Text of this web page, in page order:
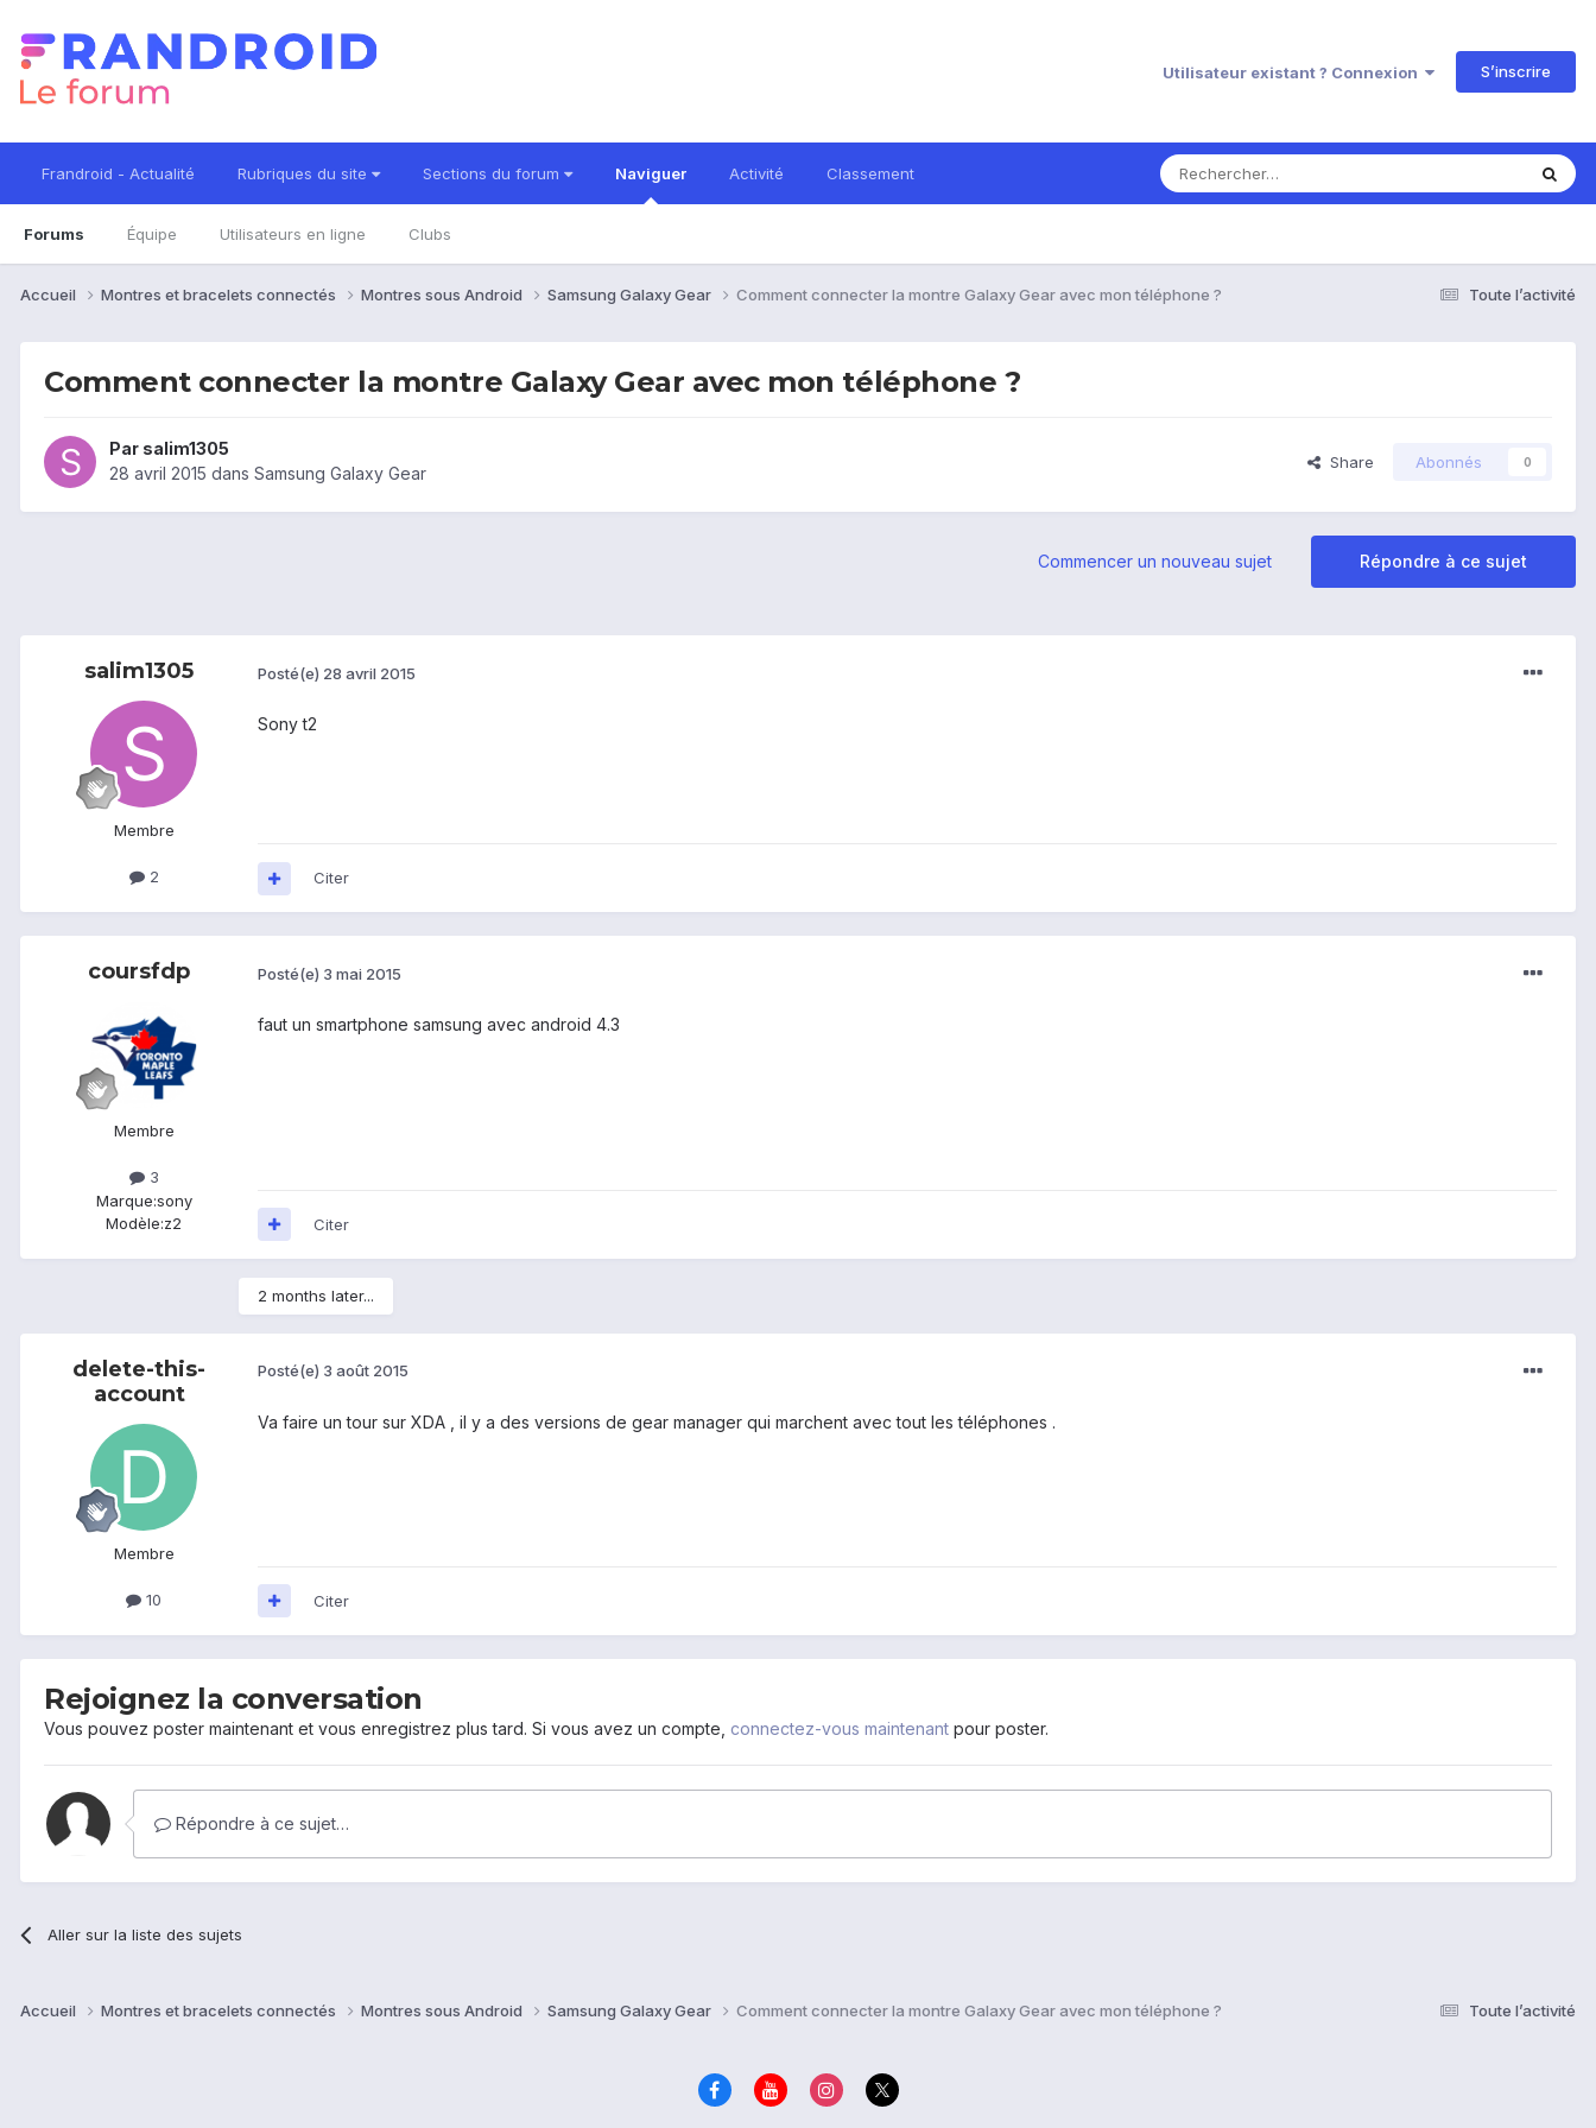
Utilisateur existant ? Connexion S’inscrire
Frandroid - Actualité Rubriques du site Sections du forum Naviguer
Forums Équipe Utilisateurs en ligne Clubs
Activité Classement
Toute l’activité
Accueil Montres et bracelets connectés Montres sous Android Samsung Galaxy Gear Comment connecter la montre Galaxy Gear avec mon téléphone ?
Comment connecter la montre Galaxy Gear avec mon téléphone ?
Par salim1305
28 avril 2015 dans Samsung Galaxy Gear
Share Abonnés 0
Répondre à ce sujet
Commencer un nouveau sujet
salim1305
Membre
2
Posté(e) 28 avril 2015
Sony t2
Citer
coursfdp
Membre
3
Marque:sony
Modèle:z2
Posté(e) 3 mai 2015
faut un smartphone samsung avec android 4.3
Citer
2 months later...
delete-this-
account
Membre
10
Posté(e) 3 août 2015
Va faire un tour sur XDA , il y a des versions de gear manager qui marchent avec tout les téléphones .
Citer
Rejoignez la conversation
Vous pouvez poster maintenant et vous enregistrez plus tard. Si vous avez un compte, connectez-vous maintenant pour poster.
Répondre à ce sujet…
Aller sur la liste des sujets
Toute l’activité
Accueil Montres et bracelets connectés Montres sous Android Samsung Galaxy Gear Comment connecter la montre Galaxy Gear avec mon téléphone ?